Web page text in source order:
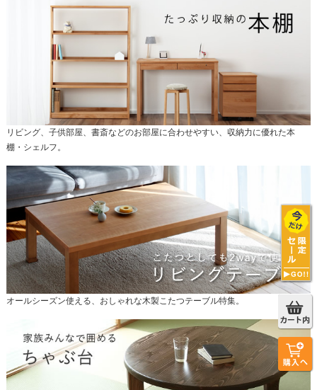
リビング、子供部屋、書斎などのお部屋に合わせやすい、収納力に優れた本
棚・シェルフ。
オールシーズン使える、おしゃれな木製こたつテーブル特集。